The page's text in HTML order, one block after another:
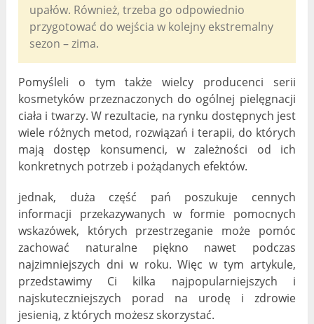
upałów. Również, trzeba go odpowiednio
przygotować do wejścia w kolejny ekstremalny
sezon – zima.
Pomyśleli o tym także wielcy producenci serii
kosmetyków przeznaczonych do ogólnej pielęgnacji
ciała i twarzy. W rezultacie, na rynku dostępnych jest
wiele różnych metod, rozwiązań i terapii, do których
mają dostęp konsumenci, w zależności od ich
konkretnych potrzeb i pożądanych efektów.
jednak, duża część pań poszukuje cennych
informacji przekazywanych w formie pomocnych
wskazówek, których przestrzeganie może pomóc
zachować naturalne piękno nawet podczas
najzimniejszych dni w roku. Więc w tym artykule,
przedstawimy Ci kilka najpopularniejszych i
najskuteczniejszych porad na urodę i zdrowie
jesienią, z których możesz skorzystać.